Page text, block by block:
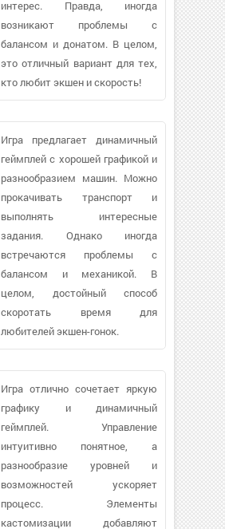
интерес. Правда, иногда
возникают проблемы с
балансом и донатом. В целом,
это отличный вариант для тех,
кто любит экшен и скорость!
Игра предлагает динамичный
геймплей с хорошей графикой и
разнообразием машин. Можно
прокачивать транспорт и
выполнять интересные
задания. Однако иногда
встречаются проблемы с
балансом и механикой. В
целом, достойный способ
скоротать время для
любителей экшен-гонок.
Игра отлично сочетает яркую
графику и динамичный
геймплей. Управление
интуитивно понятное, а
разнообразие уровней и
возможностей ускоряет
процесс. Элементы
кастомизации добавляют